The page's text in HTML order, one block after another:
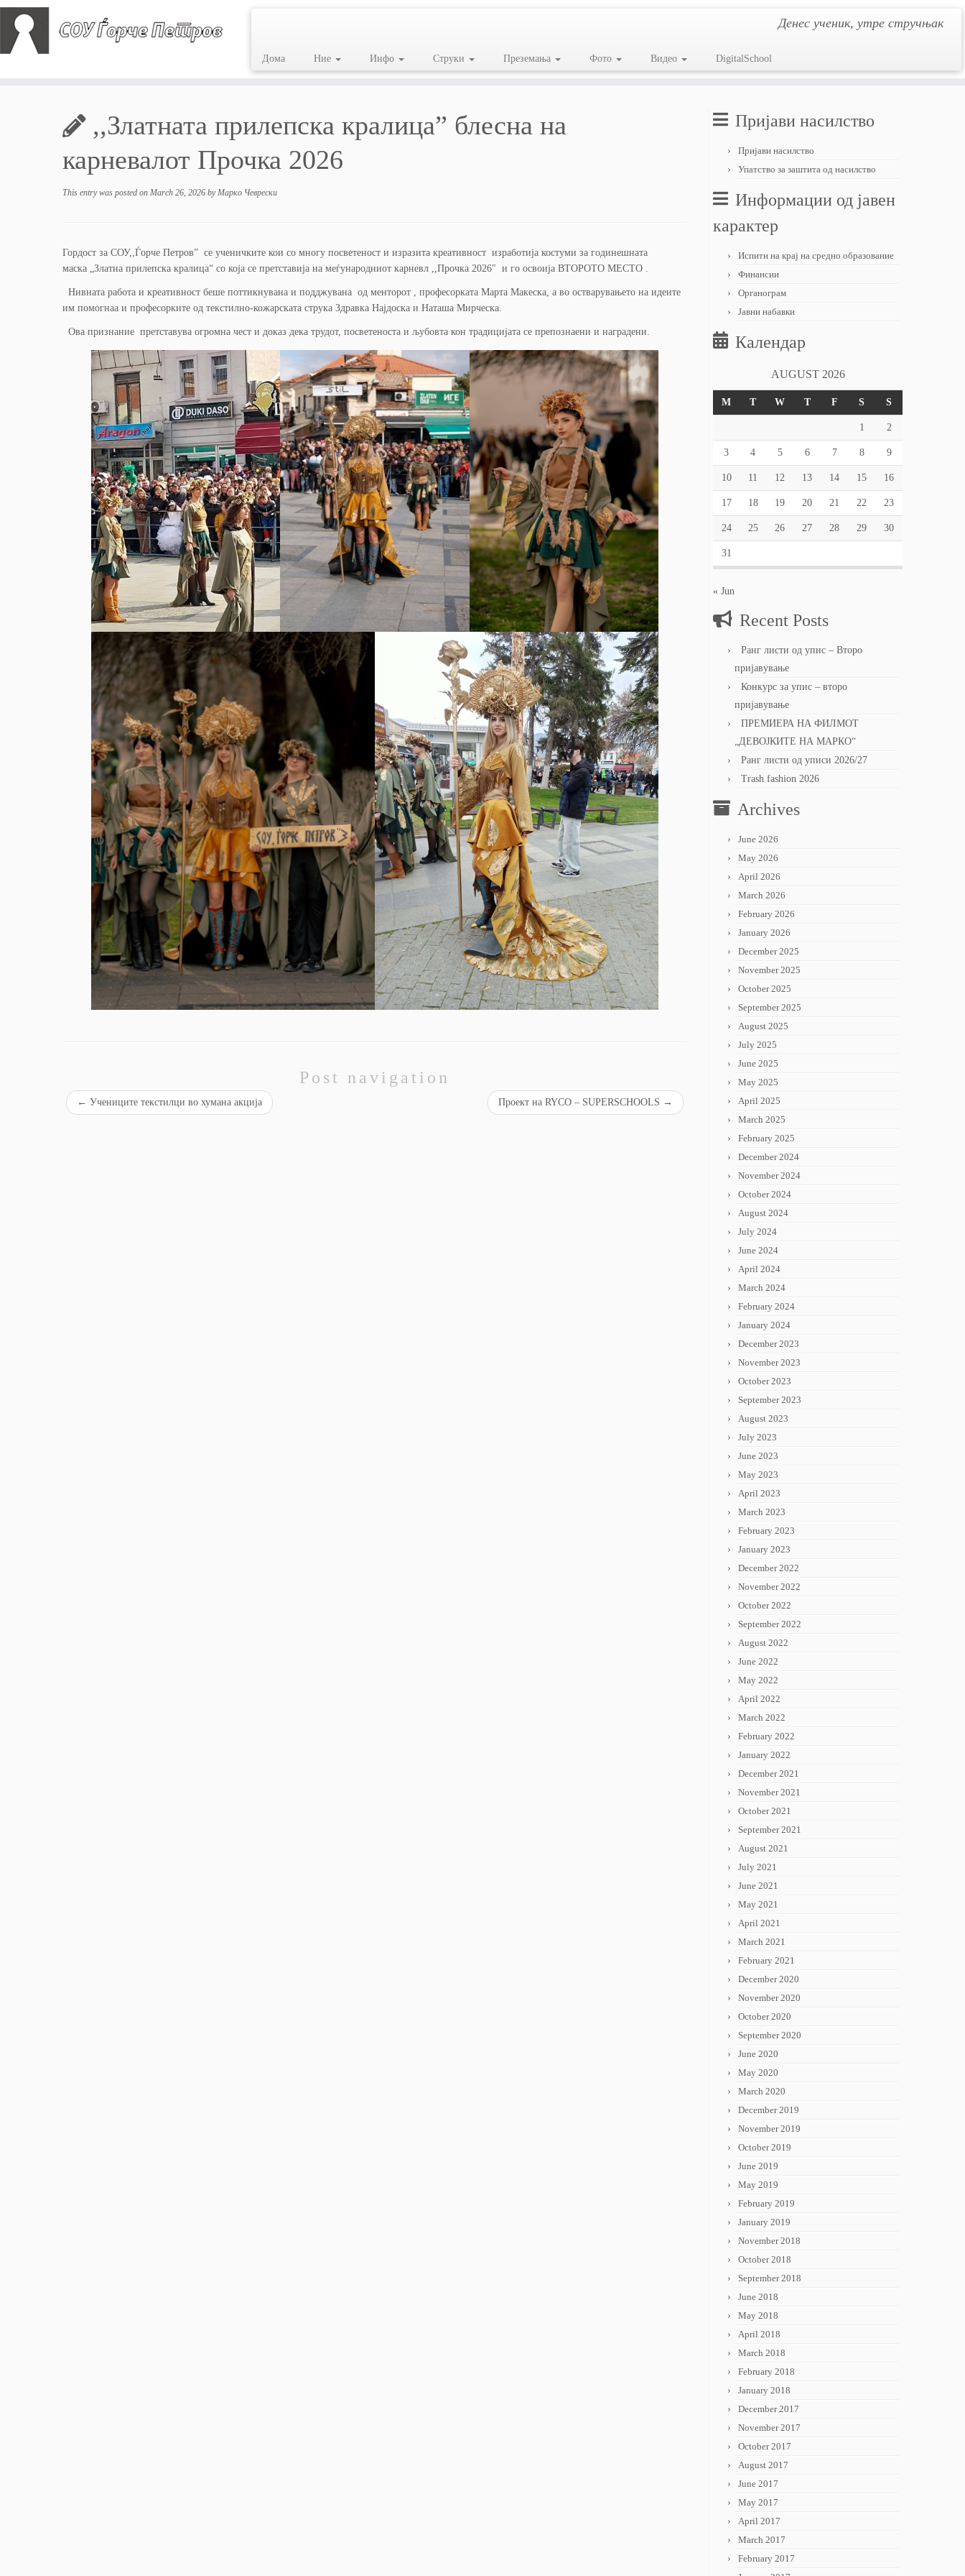
Денес ученик, утре стручњак
Дома Ние Инфо Струки Преземања Фото Видео DigitalSchool
,,Златната прилепскa кралица” блесна на
карневалот Прочка 2026
This entry was posted on March 26, 2026 byМарко Чеврески
Гордост за СОУ,,Ѓорче Петров” се ученичките кои со многу посветеност и изразита креативност изработија костуми за годинешната
маска „Златна прилепска кралица“ со која се претставија на меѓународниот карневл ,,Прочка 2026″ и го освоија ВТОРОТО МЕСТО .
Нивната работа и креативност беше поттикнувана и подджувана од менторот , професорката Марта Макеска, а во остварувањето на идеите
им помогнаа и професорките од текстилно-кожарската струка Здравка Најдоска и Наташа Мирческа.
Ова признание претставува огромна чест и доказ дека трудот, посветеноста и љубовта кон традицијата се препознаени и наградени.
Post navigation
← Учениците текстилци во хумана акција Проект на RYCO – SUPERSCHOOLS →
Пријави насилство
Пријави насилство
Упатство за заштита од насилство
Информации од јавен
карактер
Испити на крај на средно образование
Финансии
Органограм
Јавни набавки
Календар
AUGUST 2026
M T W T F S S
1 2
3 4 5 6 7 8 9
10 11 12 13 14 15 16
17 18 19 20 21 22 23
24 25 26 27 28 29 30
31
« Jun
Recent Posts
Ранг листи од упис – Второ
пријавување
Конкурс за упис – второ
пријавување
ПРЕМИЕРА НА ФИЛМОТ
„ДЕВОЈКИТЕ НА МАРКО“
Ранг листи од уписи 2026/27
Trash fashion 2026
Archives
June 2026
May 2026
April 2026
March 2026
February 2026
January 2026
December 2025
November 2025
October 2025
September 2025
August 2025
July 2025
June 2025
May 2025
April 2025
March 2025
February 2025
December 2024
November 2024
October 2024
August 2024
July 2024
June 2024
April 2024
March 2024
February 2024
January 2024
December 2023
November 2023
October 2023
September 2023
August 2023
July 2023
June 2023
May 2023
April 2023
March 2023
February 2023
January 2023
December 2022
November 2022
October 2022
September 2022
August 2022
June 2022
May 2022
April 2022
March 2022
February 2022
January 2022
December 2021
November 2021
October 2021
September 2021
August 2021
July 2021
June 2021
May 2021
April 2021
March 2021
February 2021
December 2020
November 2020
October 2020
September 2020
June 2020
May 2020
March 2020
December 2019
November 2019
October 2019
June 2019
May 2019
February 2019
January 2019
November 2018
October 2018
September 2018
June 2018
May 2018
April 2018
March 2018
February 2018
January 2018
December 2017
November 2017
October 2017
August 2017
June 2017
May 2017
April 2017
March 2017
February 2017